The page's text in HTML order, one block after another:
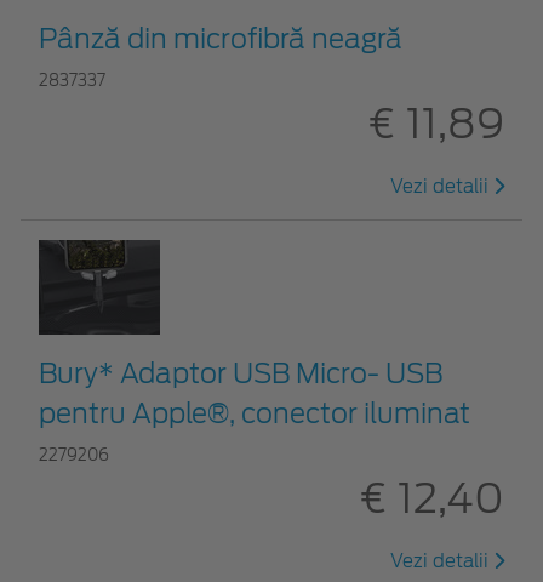
Pânză din microfibră neagră
2837337
€ 11,89
Vezi detalii
Bury* Adaptor USB Micro- USB
pentru Apple®, conector iluminat
2279206
€ 12,40
Vezi detalii